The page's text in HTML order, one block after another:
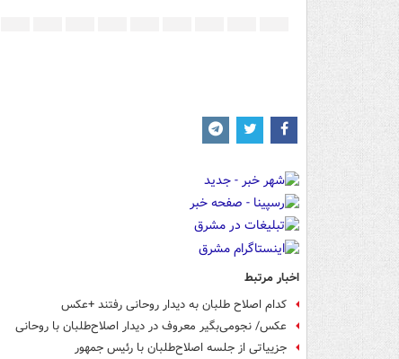
اخبار مرتبط
کدام اصلاح طلبان به دیدار روحانی رفتند +عکس
عکس/ نجومی‌بگیر معروف در دیدار اصلاح‌طلبان با روحانی
جزییاتی از جلسه اصلاح‌طلبان با رئیس جمهور